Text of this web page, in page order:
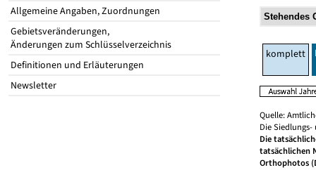
Allgemeine Angaben, Zuordnungen
Gebietsveränderungen,
Änderungen zum Schlüsselverzeichnis
Definitionen und Erläuterungen
Newsletter
komplett
Quelle:
Die
Die
tatsächlichen
Orthophotos